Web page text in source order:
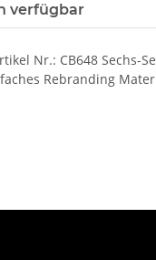
verfügbar
Nr.: CB648
Rebranding